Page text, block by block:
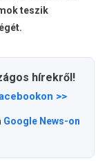
teszik
hírekről!
>>
Google News-on